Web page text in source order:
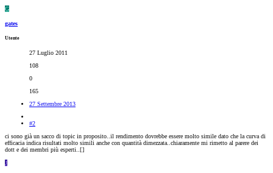
G
gates
Utente
27 Luglio 2011
108
0
165
27 Settembre 2013
#2
ci sono già un sacco di topic in proposito..il rendimento dovrebbe essere molto simile dato che la curva di
efficacia indica risultati molto simili anche con quantità dimezzata..chiaramente mi rimetto al parere dei
dott e dei membri più esperti..[]
J